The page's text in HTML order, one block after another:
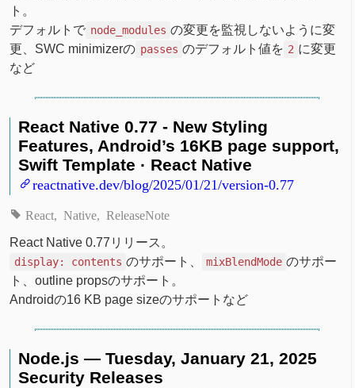
ト。
デフォルトで node_modules の変更を監視しないように変
更、SWC minimizerの passes のデフォルト値を 2 に変更
など
React Native 0.77 - New Styling
Features, Android’s 16KB page support,
Swift Template · React Native
reactnative.dev/blog/2025/01/21/version-0.77
React Native ReleaseNote
React Native 0.77リリース。
display: contents のサポート、 mixBlendMode のサポー
ト、outline propsのサポート。
Androidの16 KB page sizeのサポートなど
Node.js — Tuesday, January 21, 2025
Security Releases